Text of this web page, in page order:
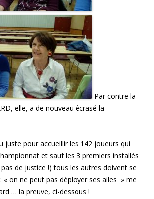
Par contre la
elle, a de nouveau écrasé la
juste pour accueillir les 142 joueurs qui
et sauf les 3 premiers installés
pas de justice !) tous les autres doivent se
« on ne peut pas déployer ses ailes » me
… la preuve, ci-dessous !